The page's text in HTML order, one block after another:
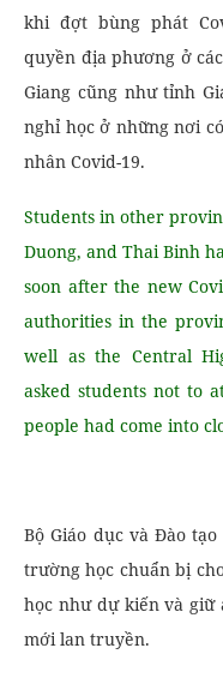
khi đợt bùng phát
quyền địa phương ở
Giang cũng như tỉnh
nghỉ học ở những nơi
nhân Covid-19.
Students in other
Duong, and Thai Binh
soon after the new
authorities in the
well as the Central
asked students not to
people had come into
Bộ Giáo dục và Đào
trường học chuẩn bị
học như dự kiến ​​và giữ
mới lan truyền.